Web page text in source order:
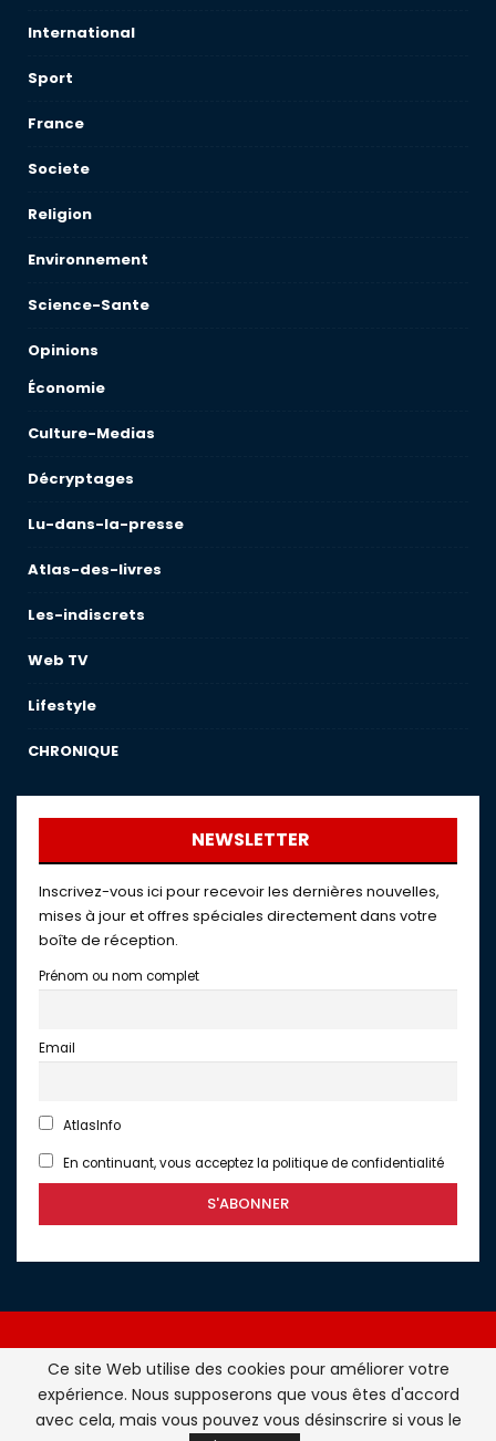
International
Sport
France
Societe
Religion
Environnement
Science-Sante
Opinions
Économie
Culture-Medias
Décryptages
Lu-dans-la-presse
Atlas-des-livres
Les-indiscrets
Web TV
Lifestyle
CHRONIQUE
NEWSLETTER
Inscrivez-vous ici pour recevoir les dernières nouvelles,
mises à jour et offres spéciales directement dans votre
boîte de réception.
Prénom ou nom complet
Email
AtlasInfo
En continuant, vous acceptez la politique de confidentialité
Atlasinfo.fr : l'essentiel de l'actualité de la France et du
Maghreb © Tous Droits Réservés - Atlasinfo- 2026
Ce site Web utilise des cookies pour améliorer votre
expérience. Nous supposerons que vous êtes d'accord
avec cela, mais vous pouvez vous désinscrire si vous le